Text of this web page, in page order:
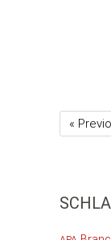
«